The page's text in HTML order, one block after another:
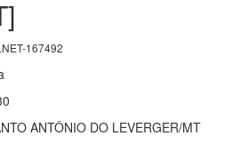
167492
ANTÔNIO DO LEVERGER/MT